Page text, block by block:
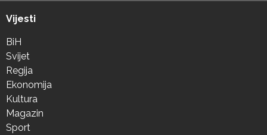
Vijesti
BiH
Svijet
Regija
Ekonomija
Kultura
Magazin
Sport